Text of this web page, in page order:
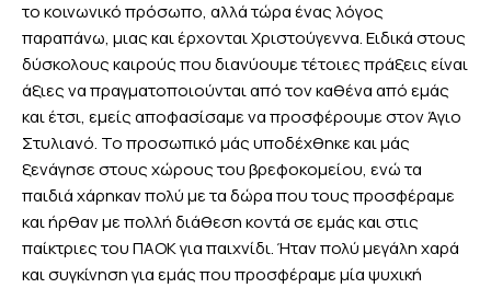
το κοινωνικό πρόσωπο, αλλά τώρα ένας λόγος
παραπάνω, μιας και έρχονται Χριστούγεννα. Ειδικά στους
δύσκολους καιρούς που διανύουμε τέτοιες πράξεις είναι
άξιες να πραγματοποιούνται από τον καθένα από εμάς
και έτσι, εμείς αποφασίσαμε να προσφέρουμε στον Άγιο
Στυλιανό. Το προσωπικό μάς υποδέχθηκε και μάς
ξενάγησε στους χώρους του βρεφοκομείου, ενώ τα
παιδιά χάρηκαν πολύ με τα δώρα που τους προσφέραμε
και ήρθαν με πολλή διάθεση κοντά σε εμάς και στις
παίκτριες του ΠΑΟΚ για παιχνίδι. Ήταν πολύ μεγάλη χαρά
και συγκίνηση για εμάς που προσφέραμε μία ψυχική